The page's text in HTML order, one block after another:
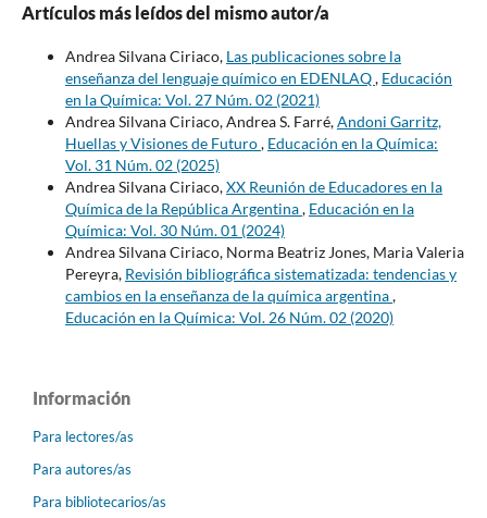
Artículos más leídos del mismo autor/a
Andrea Silvana Ciriaco, Las publicaciones sobre la
enseñanza del lenguaje químico en EDENLAQ, Educación
en la Química: Vol. 27 Núm. 02 (2021)
Andrea Silvana Ciriaco, Andrea S. Farré,Andoni Garritz,
Huellas y Visiones de Futuro, Educación en la Química:
Vol. 31 Núm. 02 (2025)
Andrea Silvana Ciriaco,XX Reunión de Educadores en la
Química de la República Argentina, Educación en la
Química: Vol. 30 Núm. 01 (2024)
Andrea Silvana Ciriaco, Norma Beatriz Jones, Maria Valeria
Pereyra, Revisión bibliográfica sistematizada: tendencias y
cambios en la enseñanza de la química argentina,
Educación en la Química: Vol. 26 Núm. 02 (2020)
Información
Para lectores/as
Para autores/as
Para bibliotecarios/as